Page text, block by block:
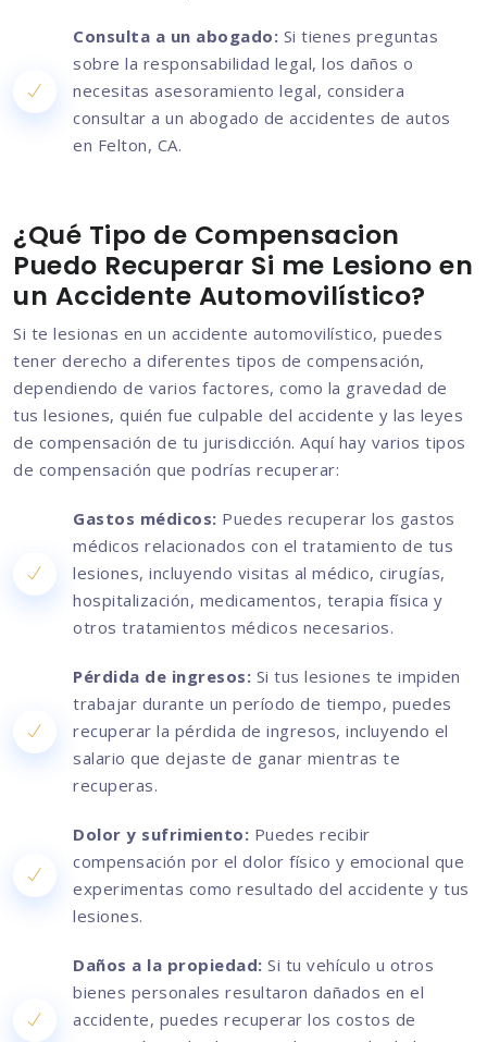
Consulta a un abogado: Si tienes preguntas
sobre la responsabilidad legal, los daños o
necesitas asesoramiento legal, considera
consultar a un abogado de accidentes de autos
en Felton, CA.
¿Qué Tipo de Compensacion
Puedo Recuperar Si me Lesiono en
un Accidente Automovilístico?
Si te lesionas en un accidente automovilístico, puedes
tener derecho a diferentes tipos de compensación,
dependiendo de varios factores, como la gravedad de
tus lesiones, quién fue culpable del accidente y las leyes
de compensación de tu jurisdicción. Aquí hay varios tipos
de compensación que podrías recuperar:
Gastos médicos: Puedes recuperar los gastos
médicos relacionados con el tratamiento de tus
lesiones, incluyendo visitas al médico, cirugías,
hospitalización, medicamentos, terapia física y
otros tratamientos médicos necesarios.
Pérdida de ingresos: Si tus lesiones te impiden
trabajar durante un período de tiempo, puedes
recuperar la pérdida de ingresos, incluyendo el
salario que dejaste de ganar mientras te
recuperas.
Dolor y sufrimiento: Puedes recibir
compensación por el dolor físico y emocional que
experimentas como resultado del accidente y tus
lesiones.
Daños a la propiedad: Si tu vehículo u otros
bienes personales resultaron dañados en el
accidente, puedes recuperar los costos de